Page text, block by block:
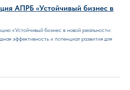
АПРБ «Устойчивый бизнес в
«Устойчивый бизнес в новой реальности:
эффективность и потенциал развития для